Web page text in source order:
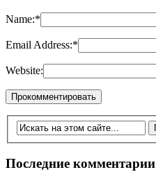
Name:*
Email Address:*
Website:
Последние комментарии